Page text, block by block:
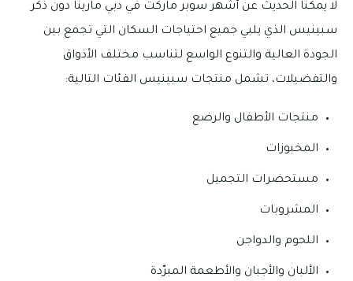
لا يمكنا الحديث عن أشهر سوبر ماركت في دبي مارينا دون ذكر
سبينيس الذي يلبي جميع احتياجات السكان التي تجمع بين
الجودة العالية والتنوع الواسع لتناسب مختلف الأذواق
والتفضيلات، تشمل منتجات سبينيس الفئات التالية:
منتجات الأطفال والرضع
المخبوزات
مستحضرات التجميل
المشروبات
اللحوم والدواجن
الألبان والأجبان والأطعمة المبرّدة